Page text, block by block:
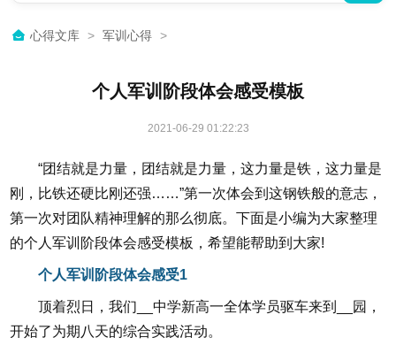
心得文库 > 军训心得 >
个人军训阶段体会感受模板
2021-06-29 01:22:23
“团结就是力量，团结就是力量，这力量是铁，这力量是
刚，比铁还硬比刚还强……”第一次体会到这钢铁般的意志，
第一次对团队精神理解的那么彻底。下面是小编为大家整理
的个人军训阶段体会感受模板，希望能帮助到大家!
个人军训阶段体会感受1
顶着烈日，我们__中学新高一全体学员驱车来到__园，
开始了为期八天的综合实践活动。